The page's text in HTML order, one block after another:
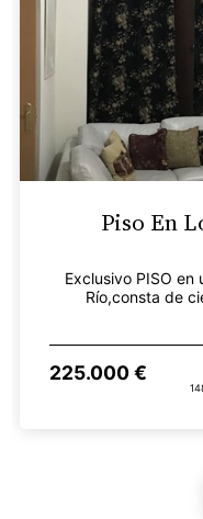
Piso En
Exclusivo PISO
Río,consta de
225.000 €